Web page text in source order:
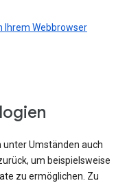
Ihrem Webbrowser
unter Umständen auch
um beispielsweise
zu ermöglichen. Zu